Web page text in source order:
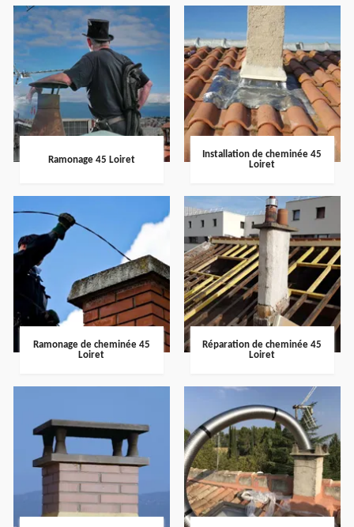
Ramonage 45 Loiret
Installation de cheminée 45
Loiret
Ramonage de cheminée 45
Loiret
Réparation de cheminée 45
Loiret